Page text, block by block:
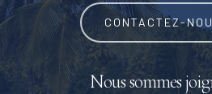
CONTACTEZ-
Nous sommes